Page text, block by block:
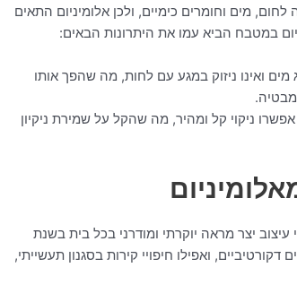
מים וחומרים כימיים, ולכן אלומיניום התאים
במטבח הביא עמו את היתרונות הבאים:
מים ואינו ניזוק במגע עם לחות, מה שהפך אותו
ניקוי קל ומהיר, מה שהקל על שמירת ניקיון
יצר מראה יוקרתי ומודרני בכל בית בשנת
דקורטיביים, ואפילו חיפויי קירות בסגנון תעשייתי,